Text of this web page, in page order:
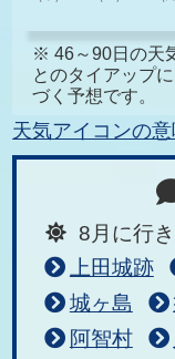
※ 46～90日の天
とのタイアップ
づく予想です。
天気アイコンの
8月に行
上田城跡
城ヶ島
阿智村